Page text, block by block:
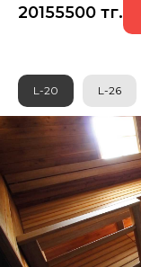
20155500 тг.
L-20 L-26